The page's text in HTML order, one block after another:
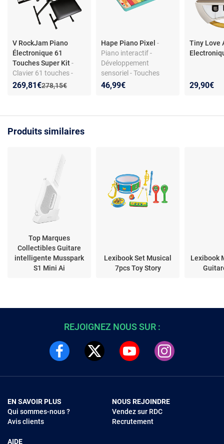
V RockJam Piano
Électronique 61
Touches Super Kit-
Clavier 61 touches -
200 instruments et
Ancien prix :
278,15€
Nouveau prix :
269,81€
Réduction de :
Hape Piano Pixel-
Piano interactif -
Développement
sensoriel - Touches
colorées - Pour enfants
46,99€
Tiny Love
29,90€
Produits similaires
Top Marques
Collectibles Guitare
intelligente Musspark
S1 Mini Ai
Lexibook Set Musical
7pcs Toy Story
Lexibook
REJOIGNEZ NOUS SUR :
EN SAVOIR PLUS
Qui sommes-nous ?
Avis clients
AIDE
NOUS REJOINDRE
Vendez sur RDC
Recrutement